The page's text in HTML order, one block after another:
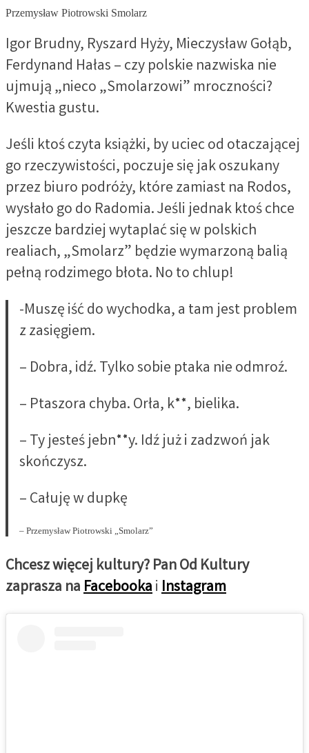
Przemysław Piotrowski Smolarz
Igor Brudny, Ryszard Hyży, Mieczysław Gołąb,
Ferdynand Hałas – czy polskie nazwiska nie
ujmują „nieco „Smolarzowi” mroczności?
Kwestia gustu.
Jeśli ktoś czyta książki, by uciec od otaczającej
go rzeczywistości, poczuje się jak oszukany
przez biuro podróży, które zamiast na Rodos,
wysłało go do Radomia. Jeśli jednak ktoś chce
jeszcze bardziej wytaplać się w polskich
realiach, „Smolarz” będzie wymarzoną balią
pełną rodzimego błota. No to chlup!
-Muszę iść do wychodka, a tam jest problem
z zasięgiem.
– Dobra, idź. Tylko sobie ptaka nie odmroź.
– Ptaszora chyba. Orła, k**, bielika.
– Ty jesteś jebn**y. Idź już i zadzwoń jak
skończysz.
– Całuję w dupkę
– Przemysław Piotrowski „Smolarz”
Chcesz więcej kultury? Pan Od Kultury
zaprasza naFacebookaiInstagram